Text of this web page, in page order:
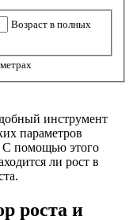
Возраст в полных
инструмент
параметров
С помощью этого
ли рост в
роста и